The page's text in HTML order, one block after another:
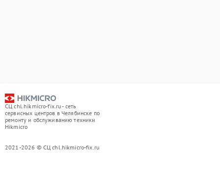
СЦ chl.hikmicro-fix.ru - сеть
сервисных центров в Челябинске по
ремонту и обслуживанию техники
Hikmicro
2021-2026 © СЦ chl.hikmicro-fix.ru